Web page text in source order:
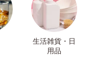
生活雑貨・日
用品